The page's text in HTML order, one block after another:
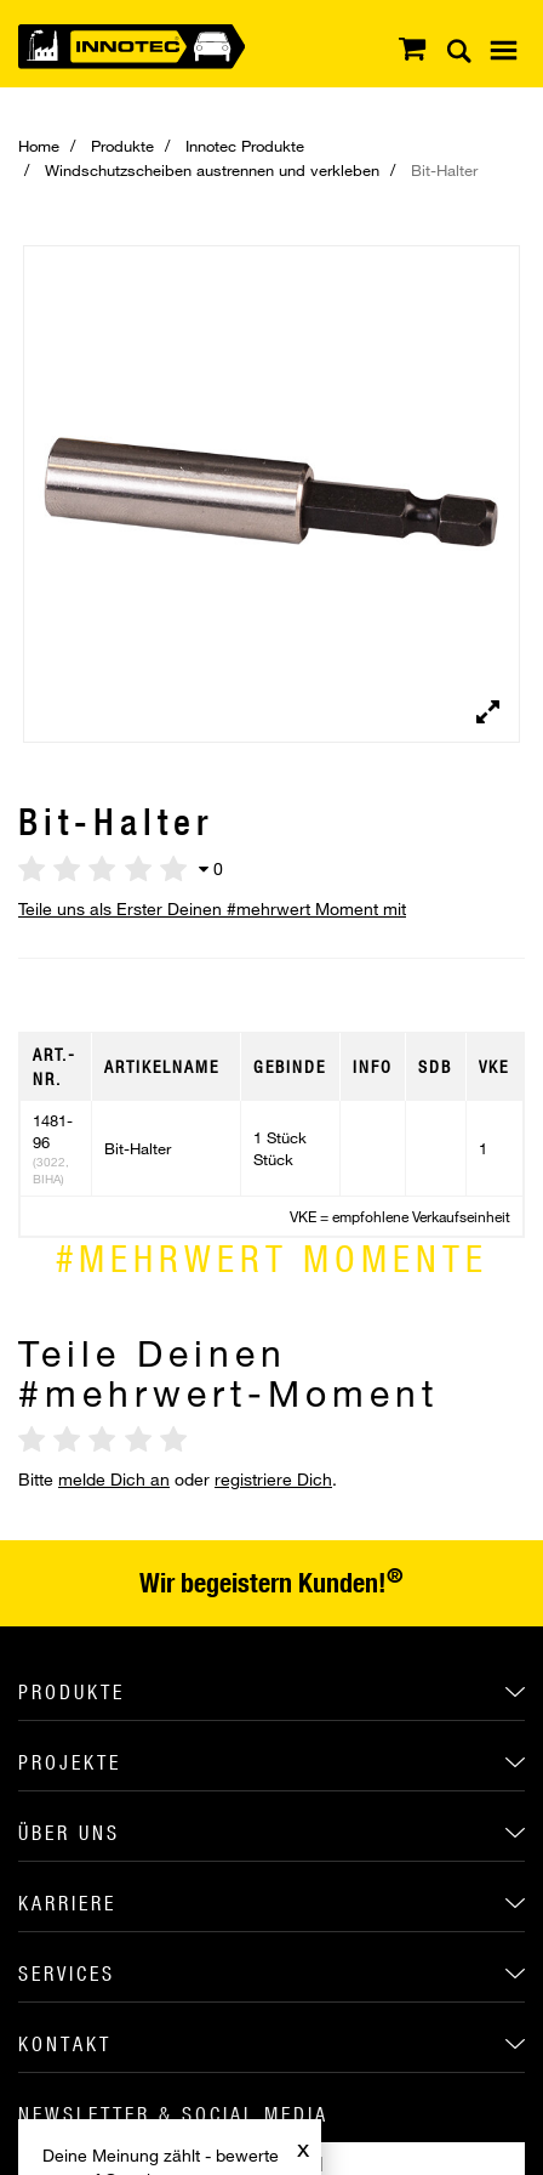
Home Produkte
Innotec Produkte
Windschutzscheiben austrennen und verkleben
Bit-Halter
x
Deine Meinung zählt - bewerte
Bit-Halter
0
Teile uns als Erster Deinen #mehrwert Moment mit
ART.-
NR.
ARTIKELNAME GEBINDE INFO SDB VKE
1481-
96
(3022,
BIHA)
Bit-Halter
1 Stück
Stück
1
VKE = empfohlene Verkaufseinheit
#MEHRWERT MOMENTE
Teile Deinen
#mehrwert-Moment
Bitte melde Dich an oder registriere Dich.
Wir begeistern Kunden!®
PRODUKTE
PROJEKTE
ÜBER UNS
KARRIERE
SERVICES
KONTAKT
NEWSLETTER & SOCIAL MEDIA
ANMELDEN